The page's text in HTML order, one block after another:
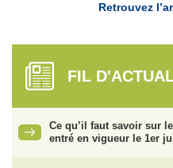
Retrouvez
FIL
Ce qu’il faut savoir sur
entré en vigueur le 1er